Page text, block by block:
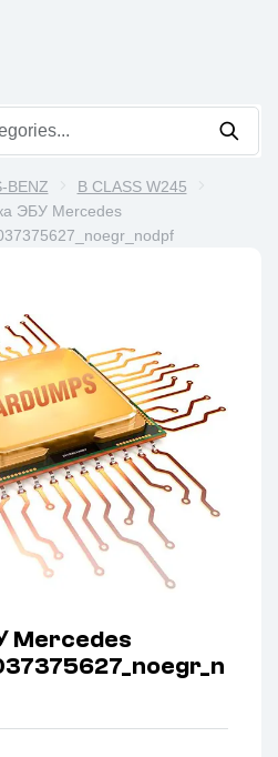
BENZ
B CLASS W245
ЭБУ Mercedes
Mercedes